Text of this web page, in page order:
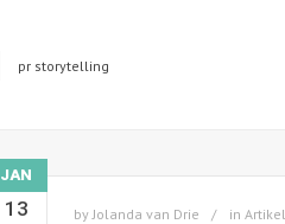
pr storytelling
JAN
13 byJolanda van Drie in